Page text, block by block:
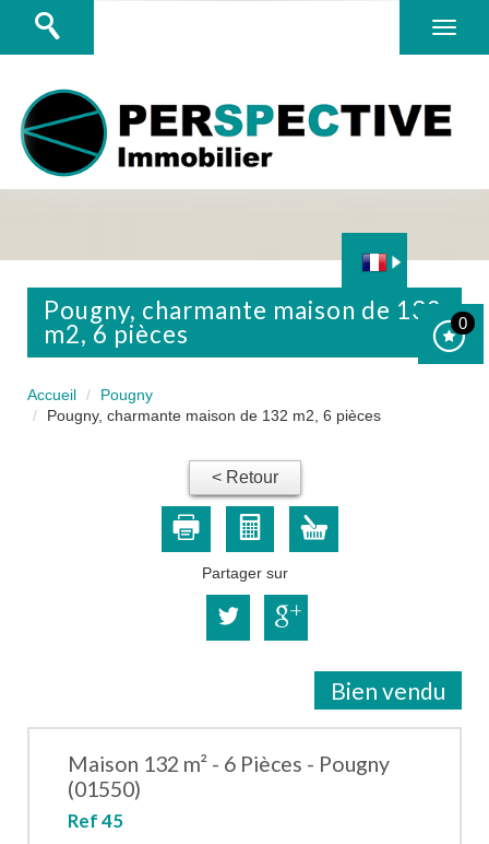
0
pougny, charmante maison de 132
m2, 6 pièces
Accueil
Pougny
Pougny, charmante maison de 132 m2, 6 pièces
< Retour
Partager sur
Bien vendu
Maison 132 m² - 6 Pièces - Pougny
(01550)
Ref 45